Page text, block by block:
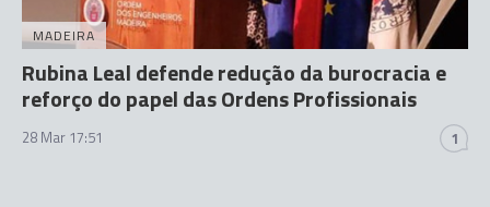
MADEIRA
Rubina Leal defende redução da burocracia e
reforço do papel das Ordens Profissionais
28 Mar 17:51 1